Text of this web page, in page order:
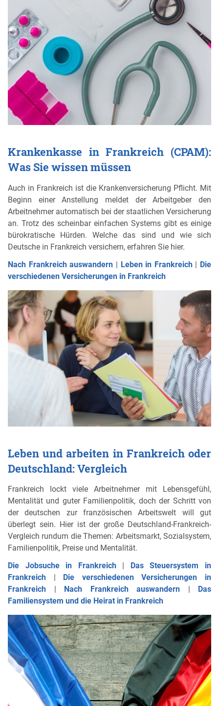
Krankenkasse in Frankreich (CPAM):
Was Sie wissen müssen
Auch in Frankreich ist die Krankenversicherung Pflicht. Mit
Beginn einer Anstellung meldet der Arbeitgeber den
Arbeitnehmer automatisch bei der staatlichen Versicherung
an. Trotz des scheinbar einfachen Systems gibt es einige
bürokratische Hürden. Welche das sind und wie sich
Deutsche in Frankreich versichern, erfahren Sie hier.
Nach Frankreich auswandern | Leben in Frankreich| Die
verschiedenen Versicherungen in Frankreich
Leben und arbeiten in Frankreich oder
Deutschland: Vergleich
Frankreich lockt viele Arbeitnehmer mit Lebensgefühl,
Mentalität und guter Familienpolitik, doch der Schritt von
der deutschen zur französischen Arbeitswelt will gut
überlegt sein. Hier ist der große Deutschland-Frankreich-
Vergleich rundum die Themen: Arbeitsmarkt, Sozialsystem,
Familienpolitik, Preise und Mentalität.
Die Jobsuche in Frankreich|
Das Steuersystem in
Frankreich
Die verschiedenen Versicherungen in
Frankreich
Nach Frankreich auswandern
Das
Familiensystem und die Heirat in Frankreich